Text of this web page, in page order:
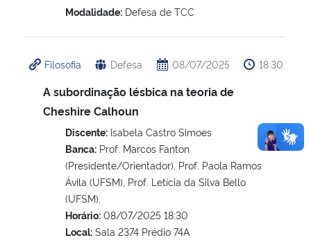
Modalidade: Defesa de TCC
Filosofia Defesa 08/07/2025 18:30
A subordinação lésbica na teoria de
Cheshire Calhoun
Discente: Isabela Castro Simoes
Banca: Prof. Marcos Fanton
(Presidente/Orientador), Prof. Paola Ramos
Ávila (UFSM), Prof. Letícia da Silva Bello
(UFSM).
Horário: 08/07/2025 18:30
Local: Sala 2374 Prédio 74A